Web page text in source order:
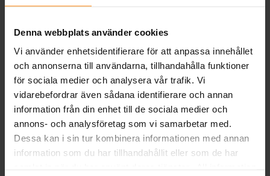
Denna webbplats använder cookies
Vi använder enhetsidentifierare för att anpassa innehållet
och annonserna till användarna, tillhandahålla funktioner
för sociala medier och analysera vår trafik. Vi
vidarebefordrar även sådana identifierare och annan
information från din enhet till de sociala medier och
annons- och analysföretag som vi samarbetar med.
Dessa kan i sin tur kombinera informationen med annan
information som du har tillhandahållit eller som de har
Varta Mc-batteri AGM
YTX20L-BS 12v 18Ah
VARTA
Mått (mm) L=177 B=88 H=156 |
EN:260 | PS:0 | Kg:6,5
Art nr. 518901026
Exide MC 12V 18Ah AGM12-
EXIDE Technologies
Mått (mm) L= 180 B= 75 H= 165
¤ EN: 250 ¤ Kg: 7,2
Art nr. 4584